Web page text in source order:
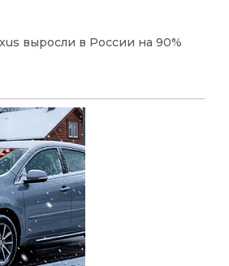
выросли в России на 90%